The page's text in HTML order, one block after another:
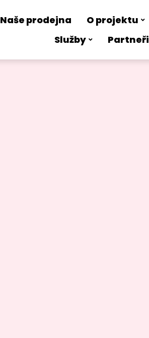
Naše prodejna O projektu
Služby
Partneři